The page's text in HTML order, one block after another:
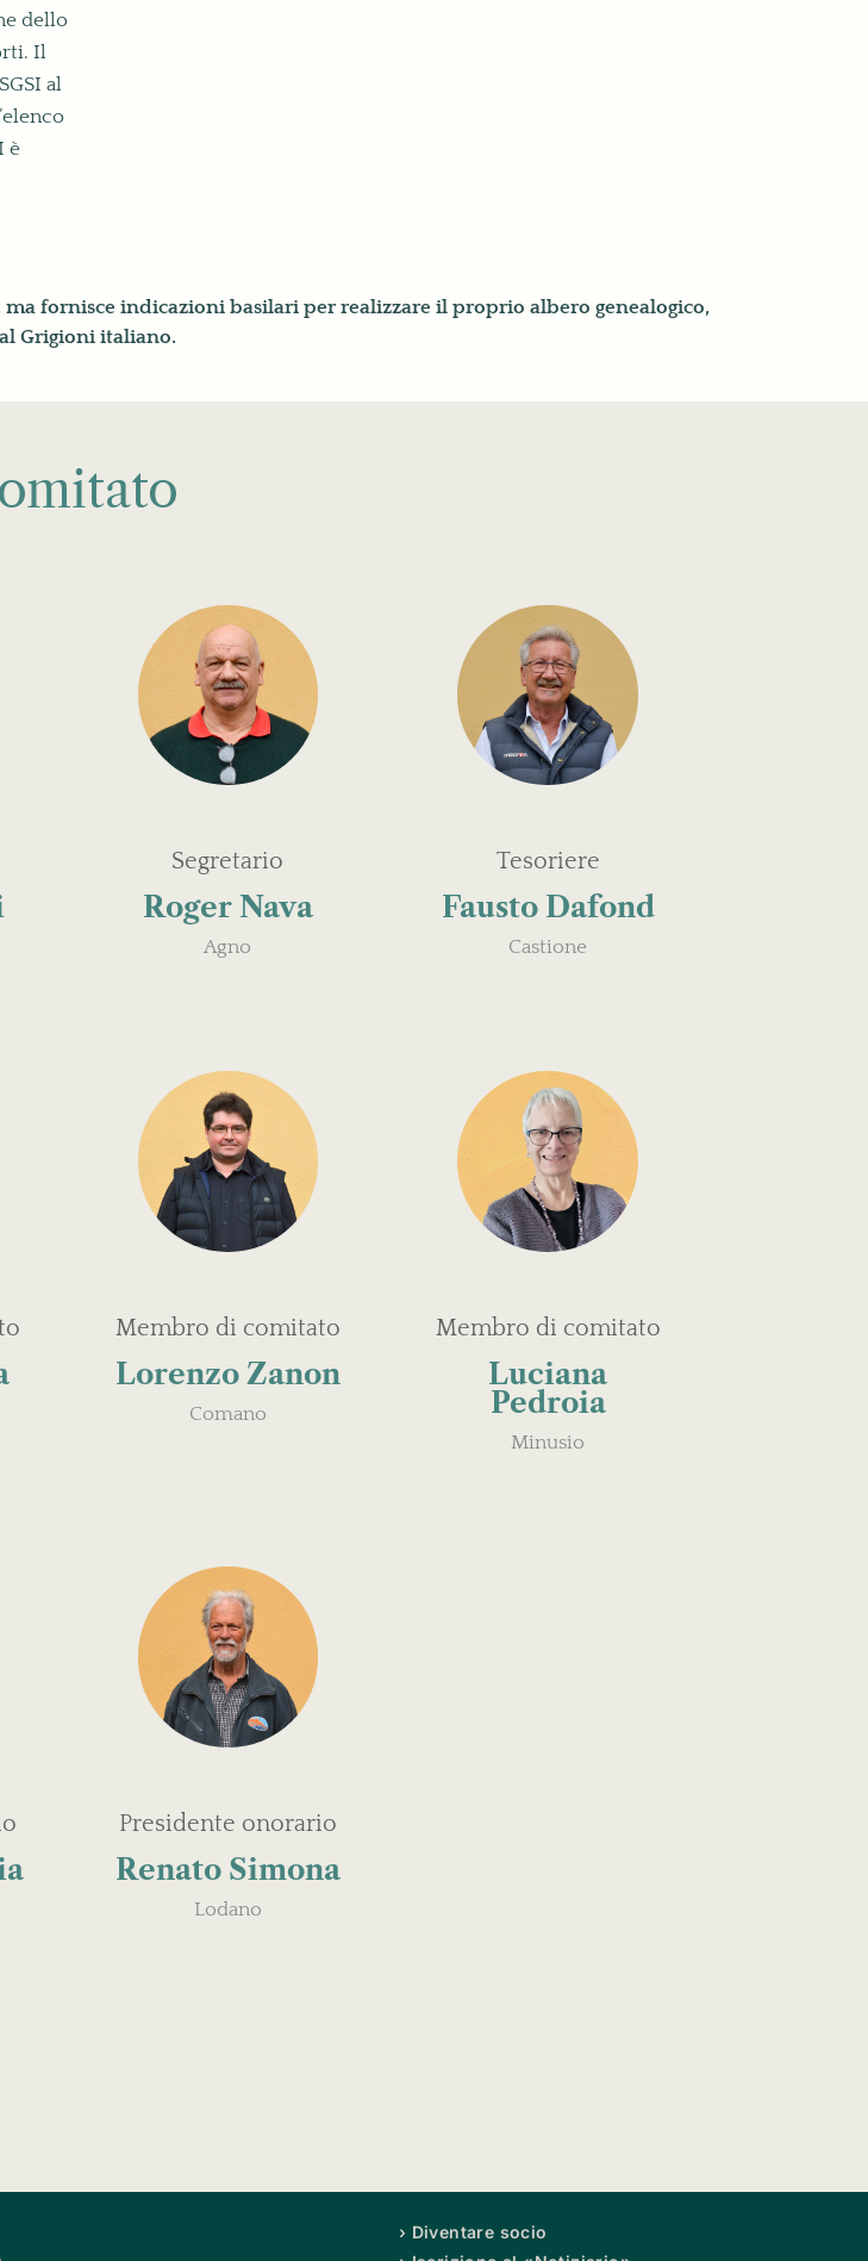
dello
Il
al
è
ma fornisce indicazioni basilari per realizzare il proprio albero genealogico,
Grigioni italiano.
Segretario
Roger Nava
Agno
Tesoriere
Fausto Dafond
Castione
Membro di comitato
Lorenzo Zanon
Comano
Membro di comitato
Luciana
Pedroia
Minusio
Presidente onorario
Renato Simona
Lodano
› Diventare socio